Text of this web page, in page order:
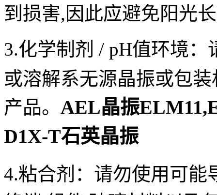
到损害,因此应避免阳光
3.化学制剂 / pH值环境：
或溶解系无源晶振或包
产品。 AEL晶振
D1X-T石英晶振
4.粘合剂： 请勿使用可能